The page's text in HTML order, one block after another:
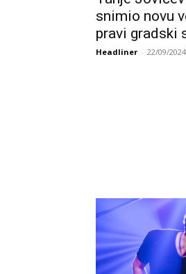
snimio novu
pravi gradski
Headliner - 22/09/2024